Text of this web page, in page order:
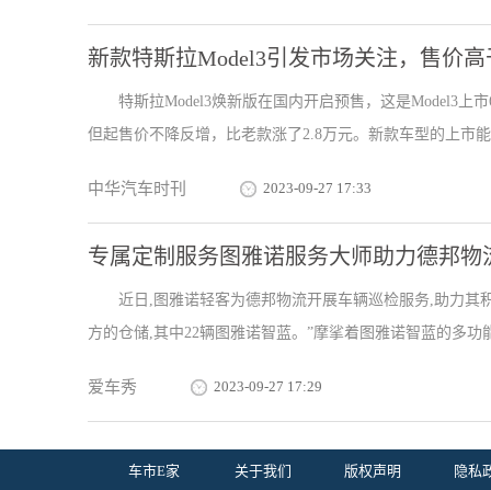
新款特斯拉Model3引发市场关注，售价
特斯拉Model3焕新版在国内开启预售，这是Model3上
但起售价不降反增，比老款涨了2.8万元。新款车型的上市
中华汽车时刊 2023-09-27 17:33
专属定制服务图雅诺服务大师助力德邦物
近日,图雅诺轻客为德邦物流开展车辆巡检服务,助力其
方的仓储,其中22辆图雅诺智蓝。”摩挲着图雅诺智蓝的多功
爱车秀 2023-09-27 17:29
车市E家 关于我们 版权声明 隐私